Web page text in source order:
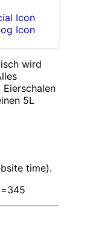
wird
5L
time).